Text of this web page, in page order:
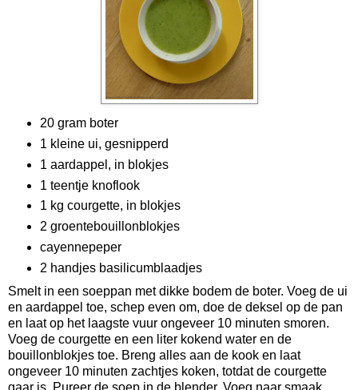
20 gram boter
1 kleine ui, gesnipperd
1 aardappel, in blokjes
1 teentje knoflook
1 kg courgette, in blokjes
2 groentebouillonblokjes
cayennepeper
2 handjes basilicumblaadjes
Smelt in een soeppan met dikke bodem de boter. Voeg de ui
en aardappel toe, schep even om, doe de deksel op de pan
en laat op het laagste vuur ongeveer 10 minuten smoren.
Voeg de courgette en een liter kokend water en de
bouillonblokjes toe. Breng alles aan de kook en laat
ongeveer 10 minuten zachtjes koken, totdat de courgette